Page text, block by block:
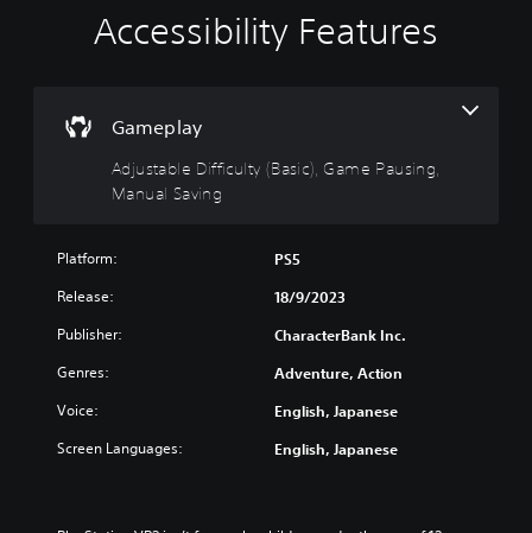
Accessibility Features
Gameplay
Adjustable Difficulty (Basic), Game Pausing,
Manual Saving
A
d
s
a
b
t
B
Platform: PS5
Release: 18/9/2023
Publisher: CharacterBank Inc.
Genres: Adventure, Action
Voice: English, Japanese
Screen Languages: English, Japanese